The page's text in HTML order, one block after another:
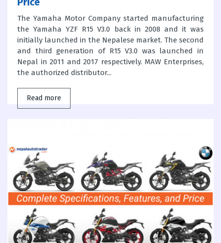
The Yamaha Motor Company started manufacturing
the Yamaha YZF R15 V3.0 back in 2008 and it was
initially launched in the Nepalese market. The second
and third generation of R15 V3.0 was launched in
Nepal in 2011 and 2017 respectively. MAW Enterprises,
the authorized distributor...
Read more